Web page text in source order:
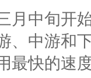
月中旬开
、中游和
最快的速